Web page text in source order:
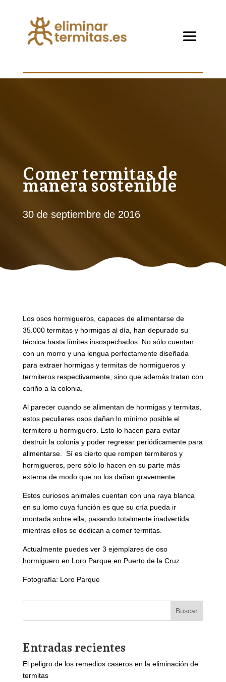
Comer termitas de
manera sostenible
30 de septiembre de 2016
Los osos hormigueros, capaces de alimentarse de
35.000 termitas y hormigas al día, han depurado su
técnica hasta límites insospechados. No sólo cuentan
con un morro y una lengua perfectamente diseñada
para extraer hormigas y termitas de hormigueros y
termiteros respectivamente, sino que además tratan con
cariño a la colonia.
Al parecer cuando se alimentan de hormigas y termitas,
estos peculiares osos dañan lo mínimo posible el
termitero u hormiguero. Esto lo hacen para evitar
destruir la colonia y poder regresar periódicamente para
alimentarse. Sí es cierto que rompen termiteros y
hormigueros, pero sólo lo hacen en su parte más
externa de modo que no los dañan gravemente.
Estos curiosos animales cuentan con una raya blanca
en su lomo cuya función es que su cría pueda ir
montada sobre ella, pasando totalmente inadvertida
mientras ellos se dedican a comer termitas.
Actualmente puedes ver 3 ejemplares de oso
hormiguero en Loro Parque en Puerto de la Cruz.
Fotografía: Loro Parque
Buscar
Entradas recientes
El peligro de los remedios caseros en la eliminación de
termitas